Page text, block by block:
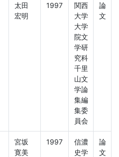
太田
宏明
1997
関西
大学
大学
院文
学研
究科
千里
山文
学論
集編
集委
員会
論
文
宮坂
寛美
1997
信濃
史学
論
文